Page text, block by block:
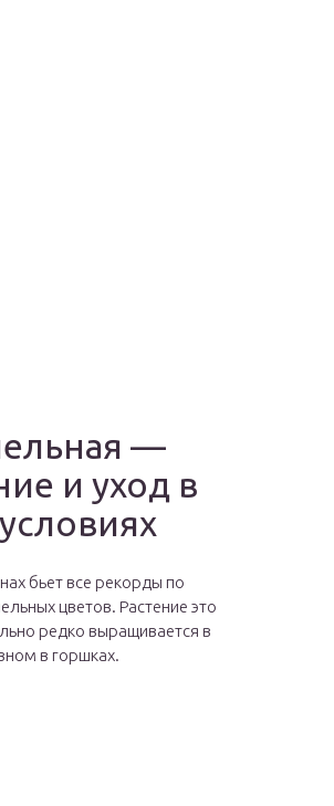
—
и уход в
бьет все рекорды по
цветов. Растение это
редко выращивается в
в горшках.